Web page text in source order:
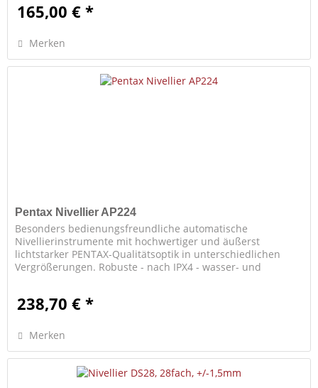
165,00 € *
Merken
Pentax Nivellier AP224
Besonders bedienungsfreundliche automatische
Nivellierinstrumente mit hochwertiger und äußerst
lichtstarker PENTAX-Qualitätsoptik in unterschiedlichen
Vergrößerungen. Robuste - nach IPX4 - wasser- und
238,70 € *
Merken